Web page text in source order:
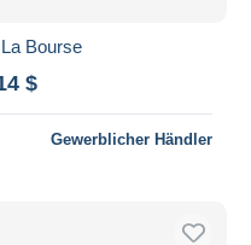
Bourse
$
Gewerblicher Händler